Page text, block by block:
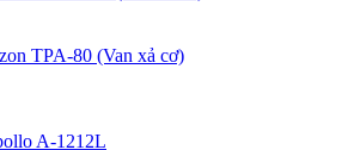
TPA-80 (Van xả cơ)